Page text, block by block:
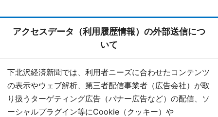
アクセスデータ（利用履歴情報）の外部送信につ
いて
下北沢経済新聞では、利用者ニーズに合わせたコンテンツ
の表示やウェブ解析、第三者配信事業者（広告会社）が取
り扱うターゲティング広告（バナー広告など）の配信、ソ
ーシャルプラグイン等にCookie（クッキー）や